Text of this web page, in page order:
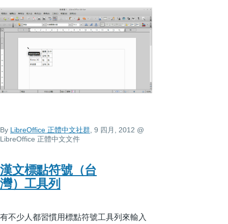
By LibreOffice 正體中文社群 , 9 四月, 2012 @
LibreOffice 正體中文文件
漢文標點符號（台
灣）工具列
有不少人都習慣用標點符號工具列來輸入